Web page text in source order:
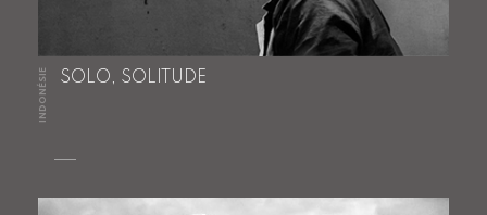
INDONÉSIE SOLO, SOLITUDE